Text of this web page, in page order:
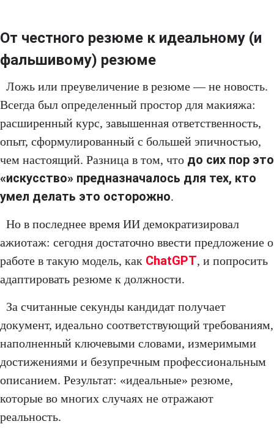
От честного резюме к идеальному (и
фальшивому) резюме
Ложь или преувеличение в резюме — не новость.
Всегда был определенный простор для макияжа:
расширенный курс, завышенная ответственность,
опыт, сформулированный с большей эпичностью,
чем настоящий. Разница в том, что до сих пор это
«искусство» предназначалось для тех, кто
умел делать это осторожно.
Но в последнее время ИИ демократизировал
ажиотаж: сегодня достаточно ввести предложение о
работе в такую модель, как ChatGPT, и попросить
адаптировать резюме к должности.
За считанные секунды кандидат получает
документ, идеально соответствующий требованиям,
наполненный ключевыми словами, измеримыми
достижениями и безупречным профессиональным
описанием. Результат: «идеальные» резюме,
которые во многих случаях не отражают
реальность.